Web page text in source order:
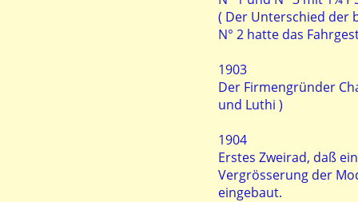
( Der Unterschied der
N° 2 hatte das
1903
Der Firmengründer
und Luthi )
1904
Erstes Zweirad, daß
Vergrösserung der
eingebaut.